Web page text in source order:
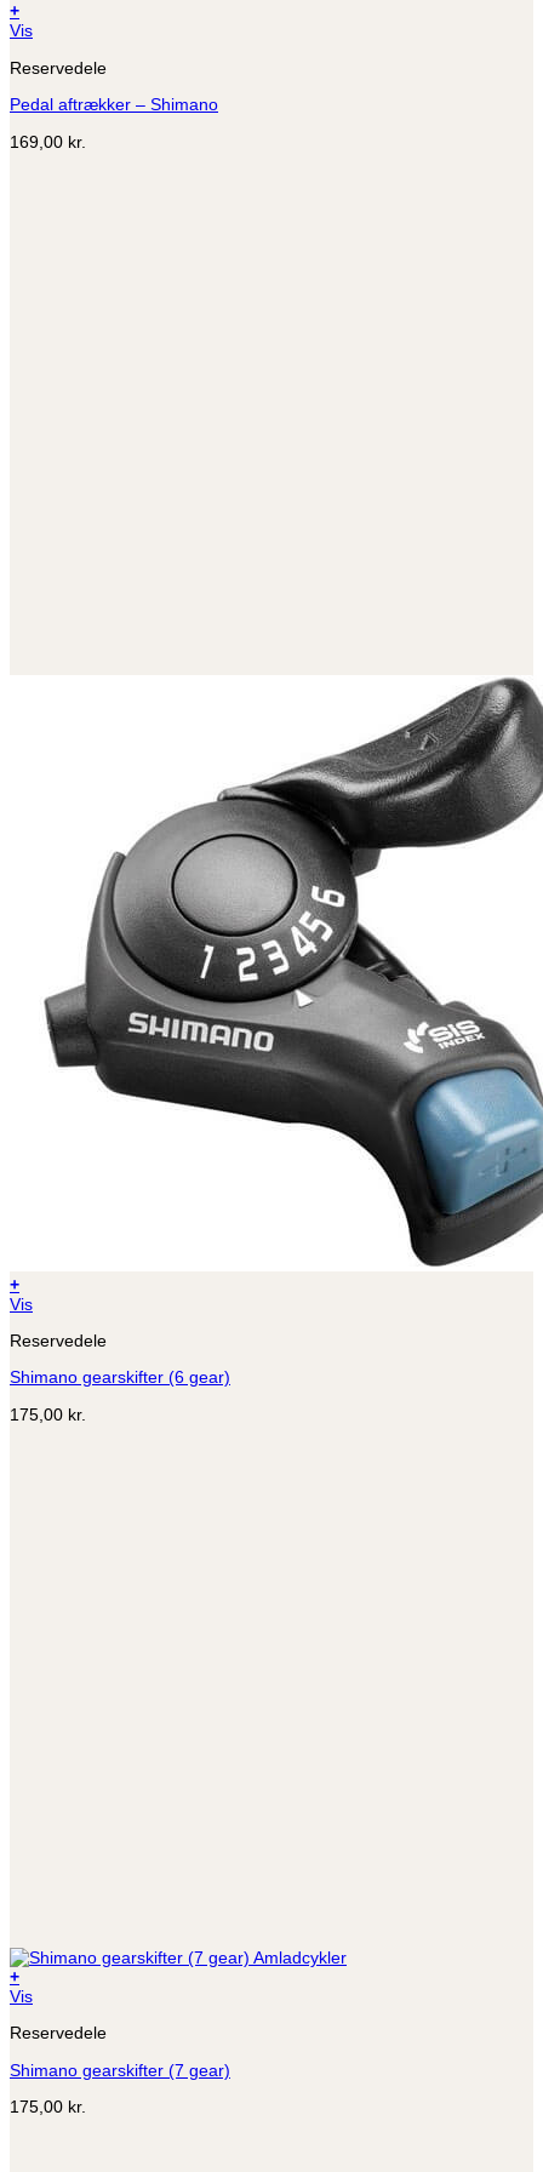
+
Vis
Reservedele
Pedal aftrækker – Shimano
169,00 kr.
+
Vis
Reservedele
Shimano gearskifter (6 gear)
175,00 kr.
+
Vis
Reservedele
Shimano gearskifter (7 gear)
175,00 kr.